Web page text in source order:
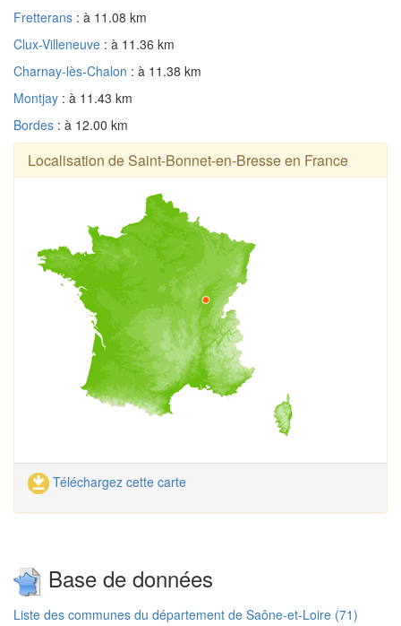
Fretterans : à 11.08 km
Clux-Villeneuve : à 11.36 km
Charnay-lès-Chalon : à 11.38 km
Montjay : à 11.43 km
Bordes : à 12.00 km
Localisation de Saint-Bonnet-en-Bresse en France
Téléchargez cette carte
Base de données
Liste des communes du département de Saône-et-Loire (71)